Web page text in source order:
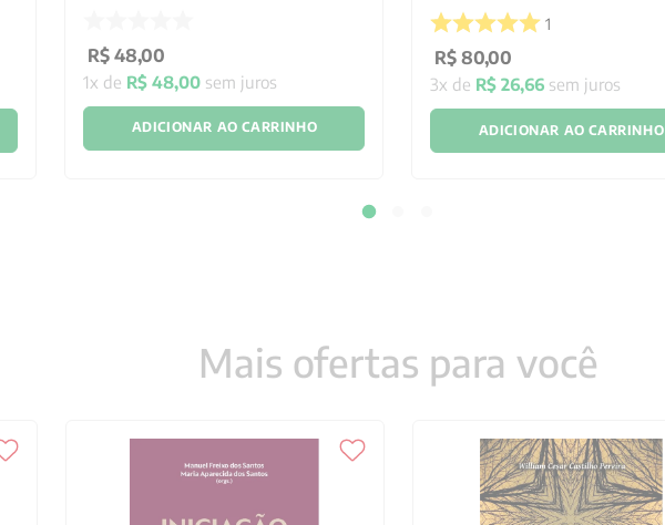
R$ 48,00
1x de R$ 48,00 sem juros
ADICIONAR AO CARRINHO
1
R$ 80,00
3x de R$ 26,66 sem juros
ADICIONAR AO CARRINHO
Mais ofertas para você